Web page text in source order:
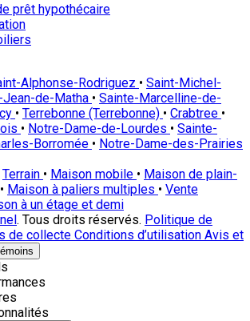
prêt hypothécaire
Alphonse-Rodriguez • Saint-Michel-
Jean-de-Matha • Sainte-Marcelline-de-
• Terrebonne (Terrebonne) • Crabtree •
• Notre-Dame-de-Lourdes • Sainte-
Borromée • Notre-Dame-des-Prairies
Terrain • Maison mobile • Maison de plain-
• Maison à paliers multiples • Vente
à un étage et demi
. Tous droits réservés. Politique de
de collecte Conditions d’utilisation Avis et